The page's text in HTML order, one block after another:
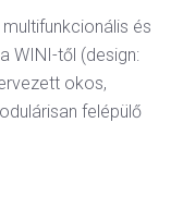
és
WINI-től (design:
okos,
felépülő